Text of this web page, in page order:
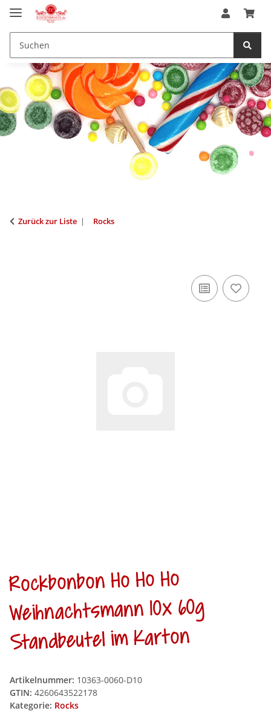
Zurück zur Liste Rocks
Rockbonbon Ho Ho Ho
Weihnachtsmann 10x 60g
Standbeutel im Karton
Artikelnummer: 10363-0060-D10
GTIN: 4260643522178
Kategorie: Rocks